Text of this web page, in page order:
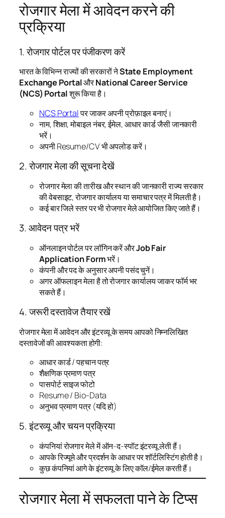
रोजगार मेला में आवेदन करने की
प्रक्रिया
1. रोजगार पोर्टल पर पंजीकरण करें
भारत के विभिन्न राज्यों की सरकारों नेState Employment
Exchange PortalऔरNational Career Service
(NCS) Portalशुरू किया है।
NCS Portalपर जाकर अपनी प्रोफ़ाइल बनाएं।
नाम, शिक्षा, मोबाइल नंबर, ईमेल, आधार कार्ड जैसी जानकारी
भरें।
अपनी Resume/CV भी अपलोड करें।
2. रोजगार मेला की सूचना देखें
रोजगार मेला की तारीख और स्थान की जानकारी राज्य सरकार
की वेबसाइट, रोजगार कार्यालय या समाचार पत्र में मिलती है।
कई बार जिले स्तर पर भी रोजगार मेले आयोजित किए जाते हैं।
3. आवेदन पत्र भरें
ऑनलाइन पोर्टल पर लॉगिन करें औरJob Fair
Application Formभरें।
कंपनी और पद के अनुसार अपनी पसंद चुनें।
अगर ऑफलाइन मेला है तो रोजगार कार्यालय जाकर फॉर्म भर
सकते हैं।
4. जरूरी दस्तावेज तैयार रखें
रोजगार मेला में आवेदन और इंटरव्यू के समय आपको निम्नलिखित
दस्तावेजों की आवश्यकता होगी:
आधार कार्ड / पहचान पत्र
शैक्षणिक प्रमाण पत्र
पासपोर्ट साइज फोटो
Resume / Bio-Data
अनुभव प्रमाण पत्र (यदि हो)
5. इंटरव्यू और चयन प्रक्रिया
कंपनियां रोजगार मेले में ऑन-द-स्पॉट इंटरव्यू लेती हैं।
आपके रिज्यूमे और प्रदर्शन के आधार पर शॉर्टलिस्टिंग होती है।
कुछ कंपनियां आगे के इंटरव्यू के लिए कॉल/ईमेल करती हैं।
रोजगार मेला में सफलता पाने के टिप्स